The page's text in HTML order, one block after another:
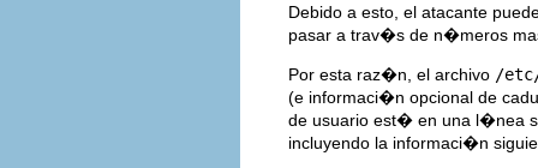
Debido a esto, el atacante
pasar a trav�s de n�meros
Por esta raz�n, el archivo /etc/
(e informaci�n opcional de
de usuario est� en una l�nea
incluyendo la informaci�n